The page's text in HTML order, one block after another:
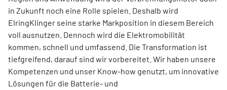
in Zukunft noch eine Rolle spielen. Deshalb wird
ElringKlinger seine starke Markposition in diesem Bereich
voll ausnutzen. Dennoch wird die Elektromobilität
kommen, schnell und umfassend. Die Transformation ist
tiefgreifend, darauf sind wir vorbereitet. Wir haben unsere
Kompetenzen und unser Know-how genutzt, um innovative
Lösungen für die Batterie- und